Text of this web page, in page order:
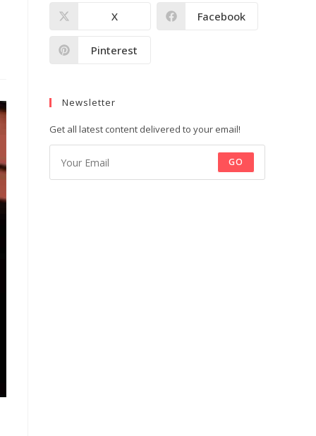
X Facebook
Pinterest
Newsletter
Get all latest content delivered to your email!
GO